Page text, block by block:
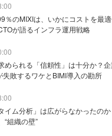
％のMIXIは、いかにコストを最
が語るインフラ運用戦略
められる「信頼性」は十分か？
失敗するワケとBIMI導入の勘所
イム分析」は広がらなかったの
“組織の壁”